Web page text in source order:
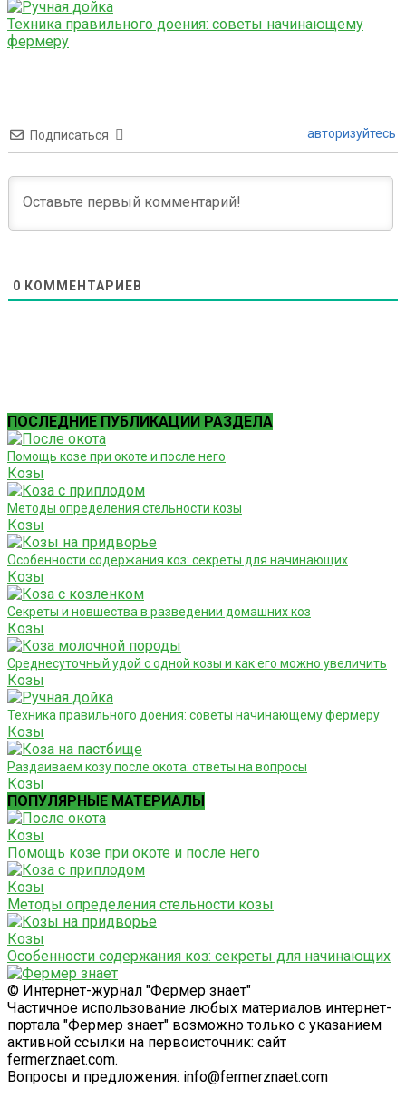
Техника правильного доения: советы начинающему
фермеру
Подписаться авторизуйтесь
0 КОММЕНТАРИЕВ
ПОСЛЕДНИЕ ПУБЛИКАЦИИ РАЗДЕЛА
Помощь козе при окоте и после него
Козы
Методы определения стельности козы
Козы
Особенности содержания коз: секреты для начинающих
Козы
Секреты и новшества в разведении домашних коз
Козы
Среднесуточный удой с одной козы и как его можно увеличить
Козы
Техника правильного доения: советы начинающему фермеру
Козы
Раздаиваем козу после окота: ответы на вопросы
Козы
ПОПУЛЯРНЫЕ МАТЕРИАЛЫ
Козы
Помощь козе при окоте и после него
Козы
Методы определения стельности козы
Козы
Особенности содержания коз: секреты для начинающих
© Интернет-журнал "Фермер знает"
Частичное использование любых материалов интернет-
портала "Фермер знает" возможно только с указанием
активной ссылки на первоисточник: сайт
fermerznaet.com.
Вопросы и предложения: info@fermerznaet.com